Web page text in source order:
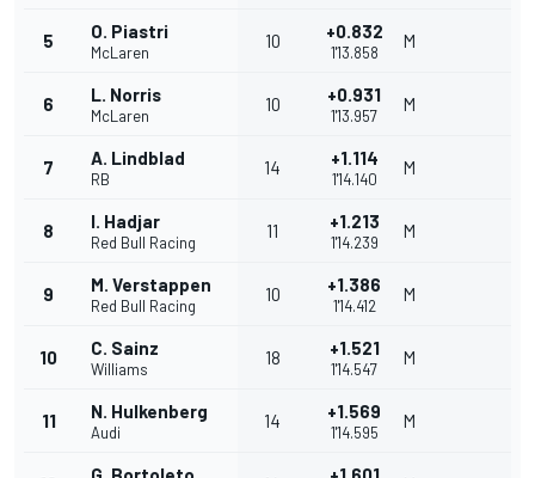
5 O. Piastri
McLaren
10 +0.832
1'13.858
M
6 L. Norris
McLaren
10 +0.931
1'13.957
M
7 A. Lindblad
RB
14 +1.114
1'14.140
M
8 I. Hadjar
Red Bull Racing
11 +1.213
1'14.239
M
9 M. Verstappen
Red Bull Racing
10 +1.386
1'14.412
M
10 C. Sainz
Williams
18 +1.521
1'14.547
M
11 N. Hulkenberg
Audi
14 +1.569
1'14.595
M